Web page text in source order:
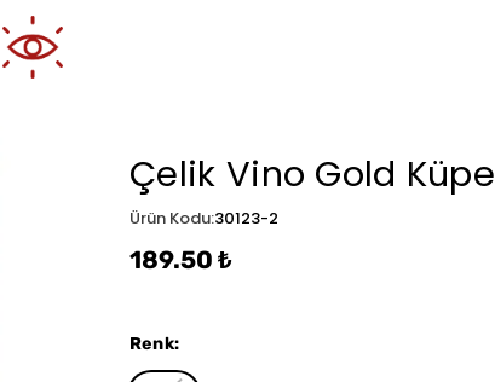
Çelik Vino Gold Küpe
Ürün Kodu:30123-2
189.50 ₺
Renk: